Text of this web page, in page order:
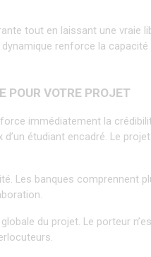
tout en laissant une vraie
renforce la
POUR VOTRE PROJET
immédiatement la
étudiant encadré. Le
Les banques comprennent
du projet. Le porteur